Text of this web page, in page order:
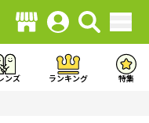
ンズ ランキング 特集